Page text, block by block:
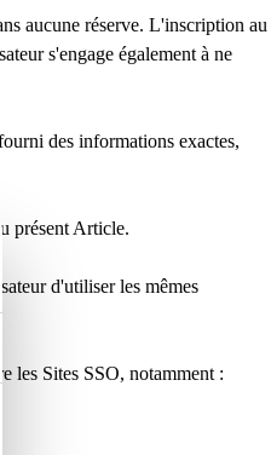
aucune réserve. L'inscription au
s'engage également à ne
des informations exactes,
présent Article.
d'utiliser les mêmes
les Sites SSO, notamment :